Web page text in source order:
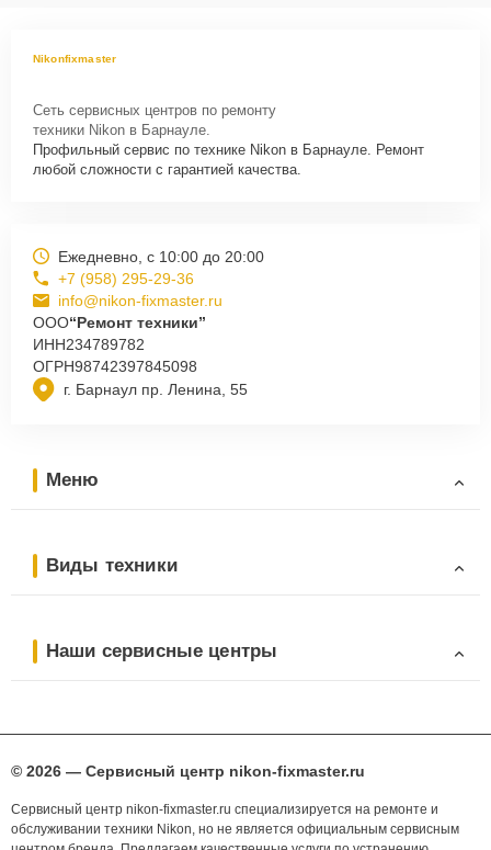
Nikonfixmaster
Сеть сервисных центров по ремонту
техники Nikon в Барнауле.
Профильный сервис по технике Nikon в Барнауле. Ремонт
любой сложности с гарантией качества.
г. Барнаул пр. Ленина, 55
Ежедневно, с 10:00 до 20:00
+7 (958) 295-29-36
info@nikon-fixmaster.ru
ООО“Ремонт техники”
ИНН234789782
ОГРН98742397845098
Меню
Виды техники
Наши сервисные центры
© 2026 — Сервисный центр nikon-fixmaster.ru
Сервисный центр nikon-fixmaster.ru специализируется на ремонте и
обслуживании техники Nikon, но не является официальным сервисным